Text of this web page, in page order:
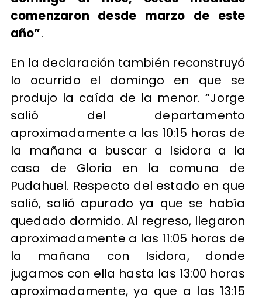
comenzaron desde marzo de este
año”.
En la declaración también reconstruyó
lo ocurrido el domingo en que se
produjo la caída de la menor. “Jorge
salió del departamento
aproximadamente a las 10:15 horas de
la mañana a buscar a Isidora a la
casa de Gloria en la comuna de
Pudahuel. Respecto del estado en que
salió, salió apurado ya que se había
quedado dormido. Al regreso, llegaron
aproximadamente a las 11:05 horas de
la mañana con Isidora, donde
jugamos con ella hasta las 13:00 horas
aproximadamente, ya que a las 13:15